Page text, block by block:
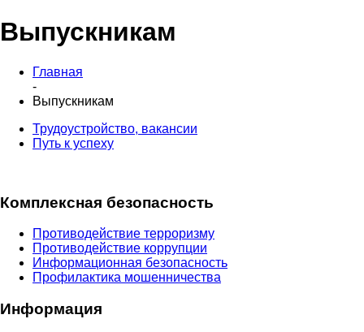
Выпускникам
Главная
-
Выпускникам
Трудоустройство, вакансии
Путь к успеху
Комплексная безопасность
Противодействие терроризму
Противодействие коррупции
Информационная безопасность
Профилактика мошенничества
Информация